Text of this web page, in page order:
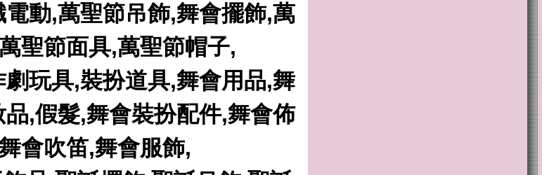
動,萬聖節吊飾,舞會擺飾,萬
聖節面具,萬聖節帽子,
玩具,裝扮道具,舞會用品,舞
,假髮,舞會裝扮配件,舞會佈
會吹笛,舞會服飾,